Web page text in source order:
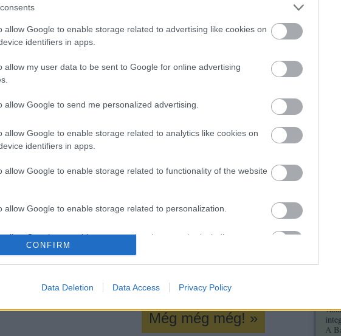
allow Google to enable storage related to advertising like cookies on
identifiers in apps.
allow my user data to be sent to Google for online advertising
allow Google to send me personalized advertising.
allow Google to enable storage related to analytics like cookies on
identifiers in apps.
allow Google to enable storage related to functionality of the website
allow Google to enable storage related to personalization.
allow Google to enable storage related to security, including
functionality and fraud prevention, and other user protection.
CONFIRM
Data Deletion Data Access Privacy Policy
és kacagás Schmuck Andor hihihihi
is!
Tetszik 0
a láncfűrészes
Az újságírók és a „politikai elemzők” úgy kommentálják a DK, a
és az MSZDP kivágását a picsába, mintha teljesen korrekt szövetségi
Még még még! »
2.
3.
4.
A